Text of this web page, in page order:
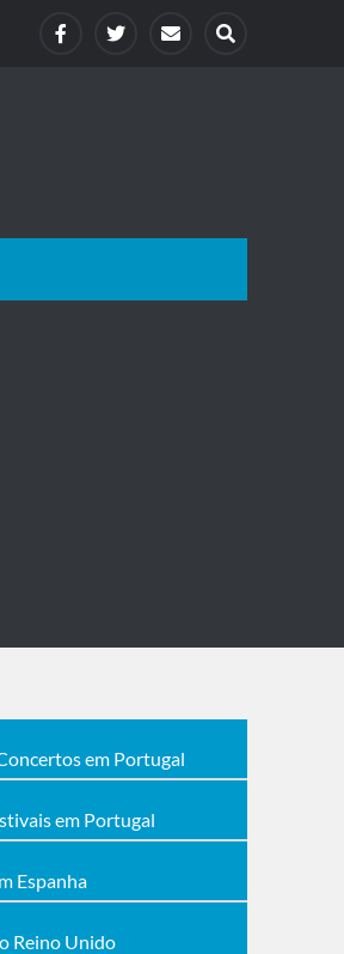
em Portugal
em Portugal
Espanha
Reino Unido